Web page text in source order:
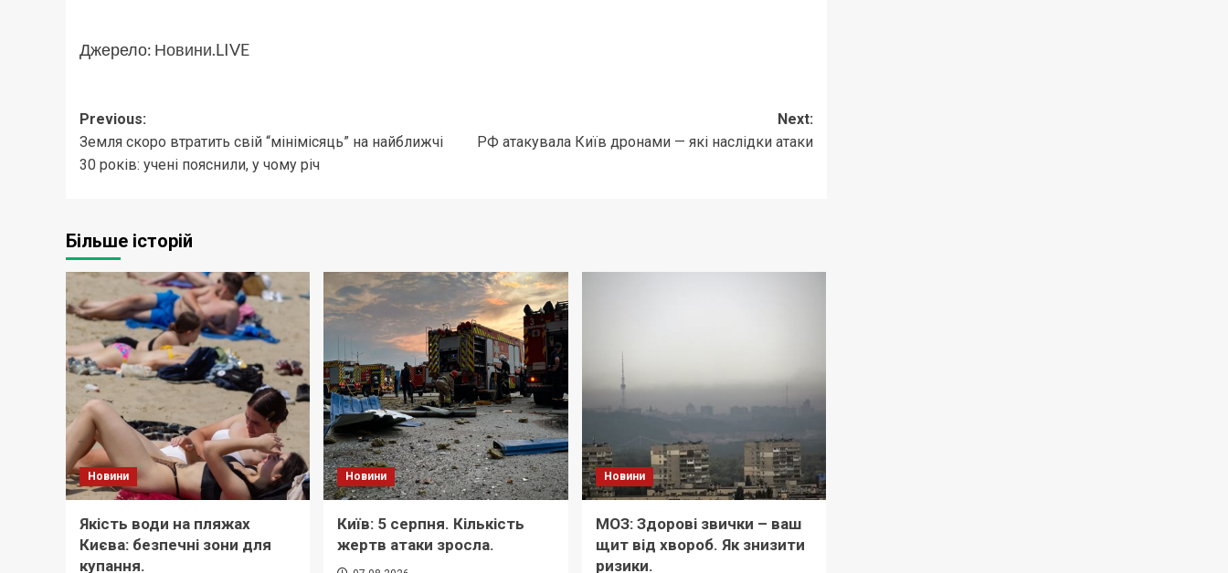
Джерело: Новини.LIVE
Post
navigation
Previous:
Земля скоро втратить свій “мінімісяць” на найближчі
30 років: учені пояснили, у чому річ
Next:
РФ атакувала Київ дронами — які наслідки атаки
Більше історій
Новини
Якість води на пляжах
Києва: безпечні зони для
купання.
Новини
Київ: 5 серпня. Кількість
жертв атаки зросла.
Новини
МОЗ: Здорові звички – ваш
щит від хвороб. Як знизити
ризики.